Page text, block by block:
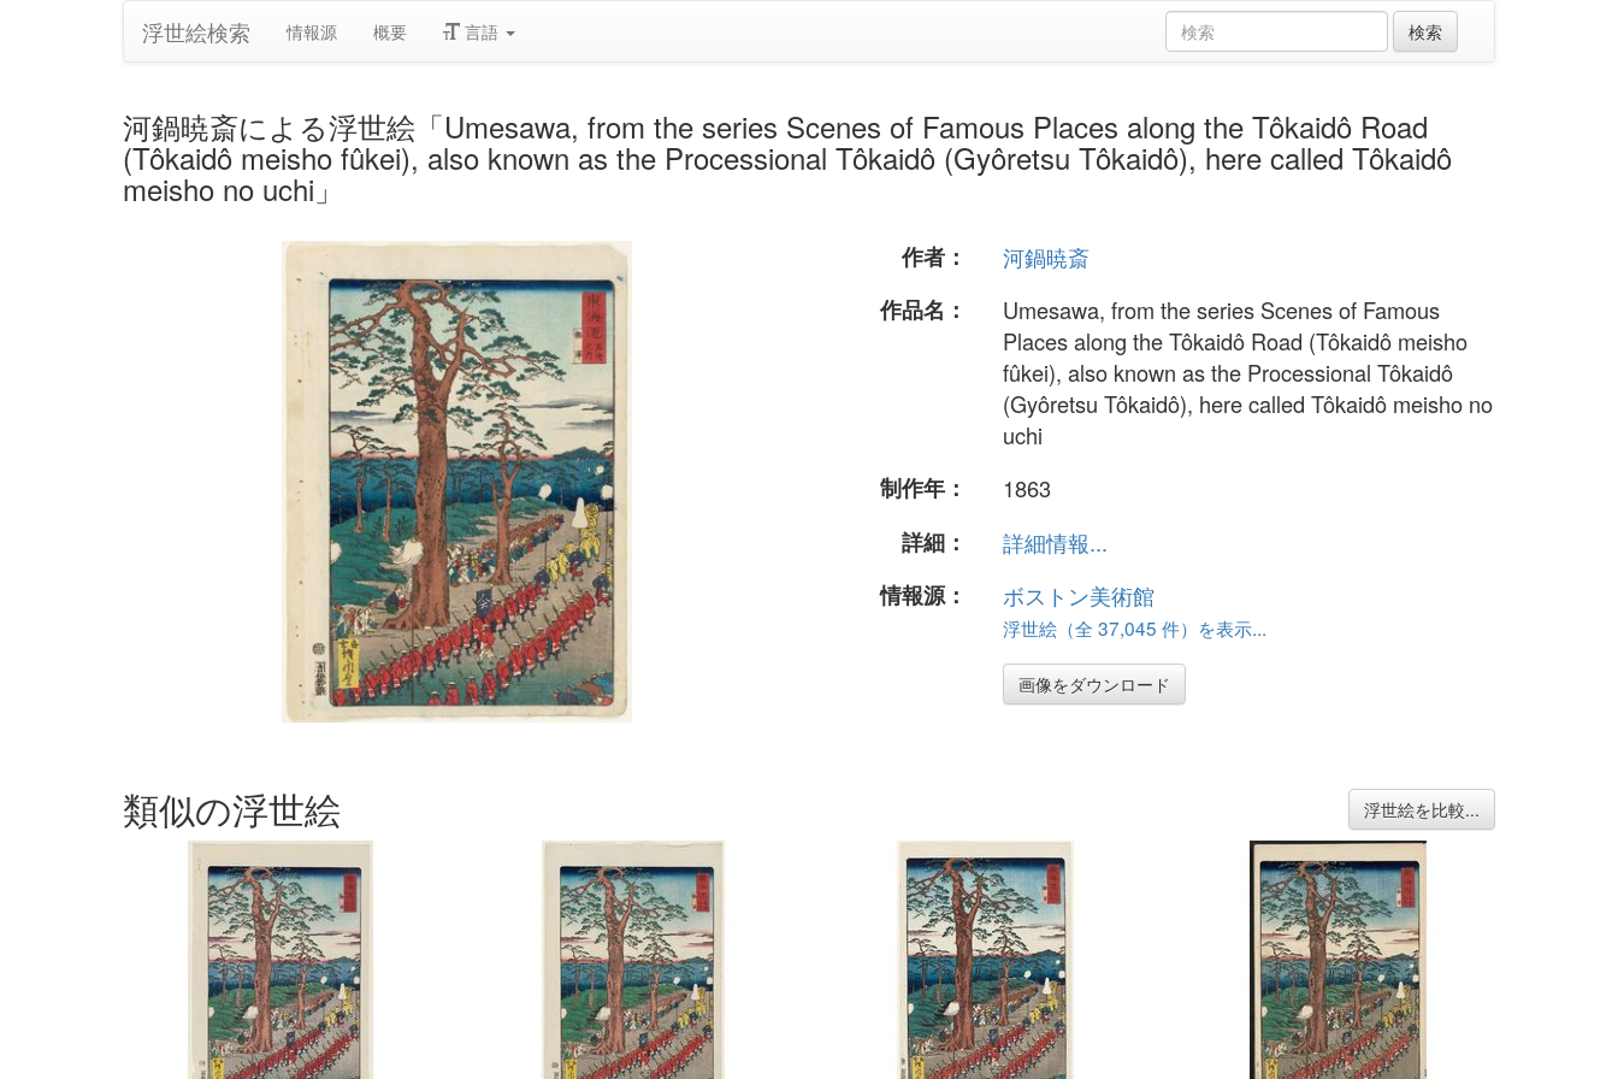
浮世絵検索 情報源 概要 言語
河鍋暁斎による浮世絵「Umesawa, from the series Scenes of Famous Places along the Tôkaidô Road
(Tôkaidô meisho fûkei), also known as the Processional Tôkaidô (Gyôretsu Tôkaidô), here called Tôkaidô
meisho no uchi」
作者：
河鍋暁斎
作品名：
Umesawa, from the series Scenes of Famous
Places along the Tôkaidô Road (Tôkaidô meisho
fûkei), also known as the Processional Tôkaidô
(Gyôretsu Tôkaidô), here called Tôkaidô meisho no
uchi
制作年：
1863
詳細：
詳細情報...
情報源：
ボストン美術館
浮世絵（全 37,045 件）を表示...
画像をダウンロード
類似の浮世絵 浮世絵を比較...